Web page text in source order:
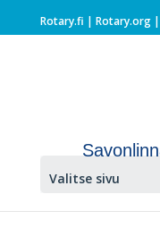
Rotary.fi | Rotary.org|
Valitse sivu